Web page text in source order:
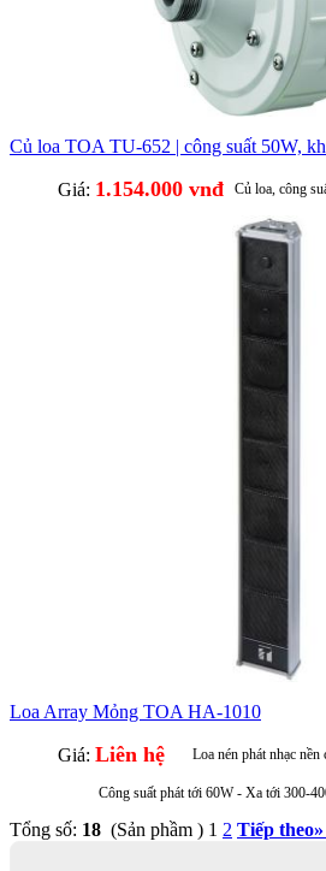
Củ loa TOA TU-652 | công suất 50W,
Giá: 1.154.000 vnđ Củ loa, công
Loa Array Mỏng TOA HA-1010
Giá: Liên hệ Loa nén phát nhạc
Công suất phát tới 60W - Xa tới 300-
Tổng số: 18 (Sản phầm ) 1 2 Tiếp theo»